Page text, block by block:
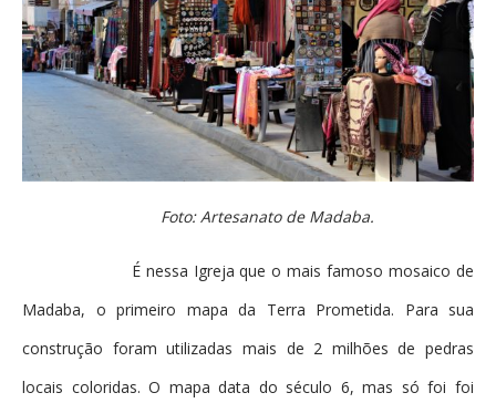
Foto: Artesanato de Madaba.
É nessa Igreja que o mais famoso mosaico de
Madaba, o primeiro mapa da Terra Prometida. Para sua
construção foram utilizadas mais de 2 milhões de pedras
locais coloridas. O mapa data do século 6, mas só foi foi